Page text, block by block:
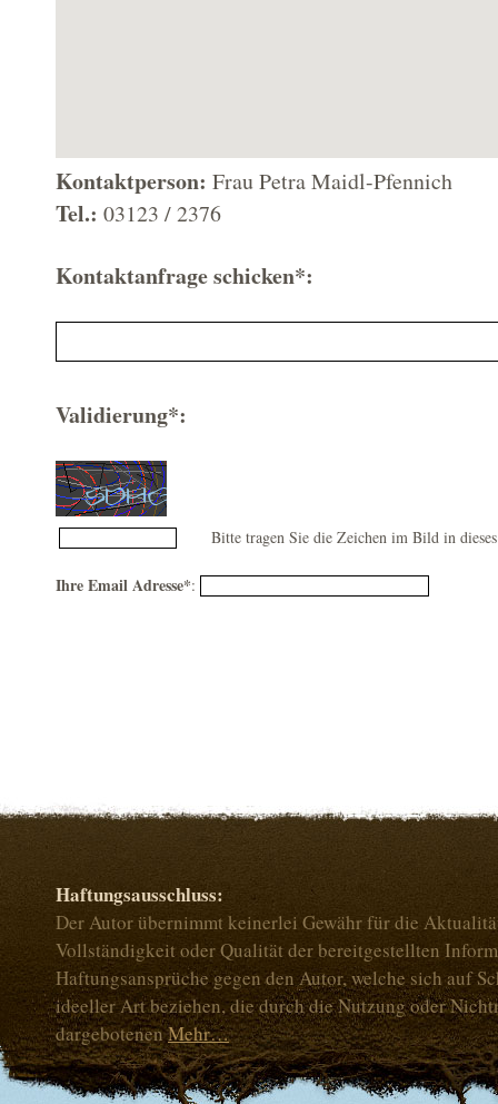
Kontaktperson: Frau Petra Maidl-Pfennich
Tel.: 03123 / 2376
Kontaktanfrage schicken*:
Validierung*:
Bitte tragen Sie die Zeichen im Bild in
Ihre Email Adresse*:
Haftungsausschluss:
Der Autor übernimmt keinerlei Gewähr für die
Vollständigkeit oder Qualität der bereitgestellten
Haftungsansprüche gegen den Autor, welche sich auf
ideeller Art beziehen, die durch die Nutzung oder
dargebotenenMehr…